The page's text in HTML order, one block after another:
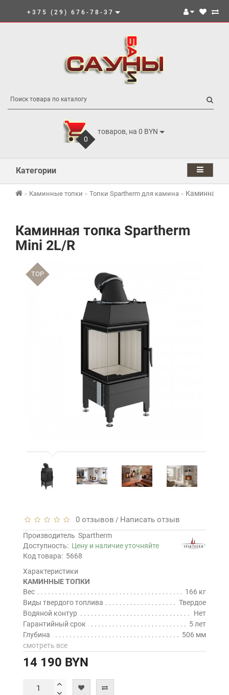
+375 (29) 676-78-37
0
товаров, на 0 BYN
Категории
Каминные топки Топки Spartherm для камина Каминная
Каминная топка Spartherm
Mini 2L/R
TOP
0 отзывов / Написать отзыв
Производитель Spartherm
Доступность: Цену и наличие уточняйте
Код товара: 5668
Характеристики
КАМИННЫЕ ТОПКИ
Вес
166 кг
Виды твердого топлива
Твердое
Водяной контур
Нет
Гарантийный срок
5 лет
Глубина
506 мм
смотреть все
14 190 BYN